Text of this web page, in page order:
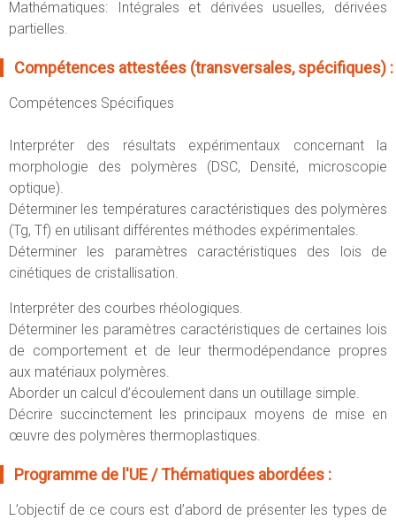
Mathématiques: Intégrales et dérivées usuelles, dérivées
partielles.
Compétences attestées (transversales, spécifiques) :
Compétences Spécifiques
Interpréter des résultats expérimentaux concernant la
morphologie des polymères (DSC, Densité, microscopie
optique).
Déterminer les températures caractéristiques des polymères
(Tg, Tf) en utilisant différentes méthodes expérimentales.
Déterminer les paramètres caractéristiques des lois de
cinétiques de cristallisation.
Interpréter des courbes rhéologiques.
Déterminer les paramètres caractéristiques de certaines lois
de comportement et de leur thermodépendance propres
aux matériaux polymères.
Aborder un calcul d’écoulement dans un outillage simple.
Décrire succinctement les principaux moyens de mise en
œuvre des polymères thermoplastiques.
Programme de l'UE / Thématiques abordées :
L’objectif de ce cours est d’abord de présenter les types de